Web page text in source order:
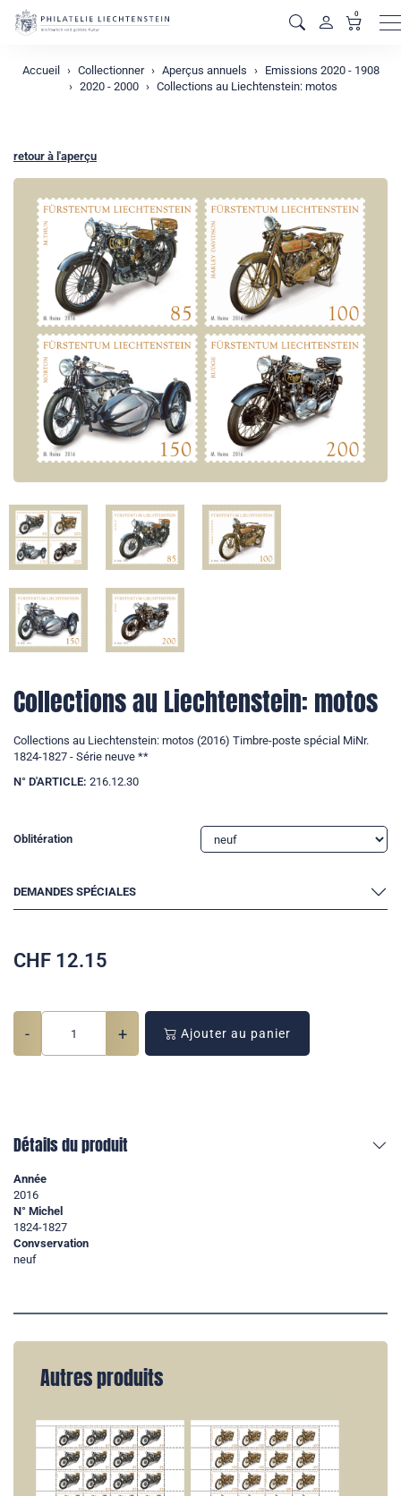
0
Accueil Collectionner Aperçus annuels
Emissions 2020 - 1908
2020 - 2000
Collections au Liechtenstein: motos
retour à l'aperçu
Collections au Liechtenstein: motos
Collections au Liechtenstein: motos (2016) Timbre-poste spécial MiNr.
1824-1827 - Série neuve **
N° D'ARTICLE: 216.12.30
Oblitération
DEMANDES SPÉCIALES
CHF 12.15
- + Ajouter au panier
Détails du produit
Année
2016
N° Michel
1824-1827
Convservation
neuf
Autres produits